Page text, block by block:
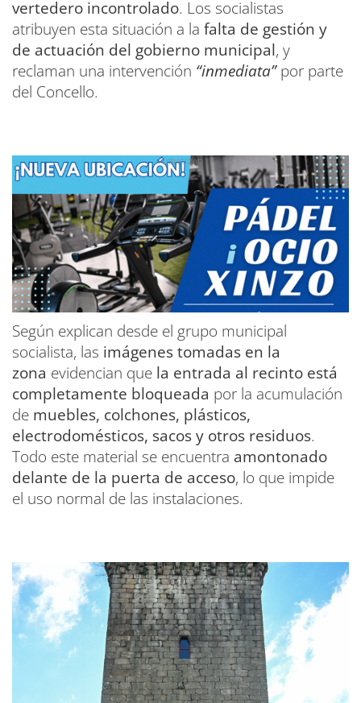
vertedero incontrolado. Los socialistas
atribuyen esta situación a la falta de gestión y
de actuación del gobierno municipal, y
reclaman una intervención “inmediata”por parte
del Concello.
Según explican desde el grupo municipal
socialista, las imágenes tomadas en la
zona evidencian que la entrada al recinto está
completamente bloqueada por la acumulación
de muebles, colchones, plásticos,
electrodomésticos, sacos y otros residuos.
Todo este material se encuentra amontonado
delante de la puerta de acceso, lo que impide
el uso normal de las instalaciones.